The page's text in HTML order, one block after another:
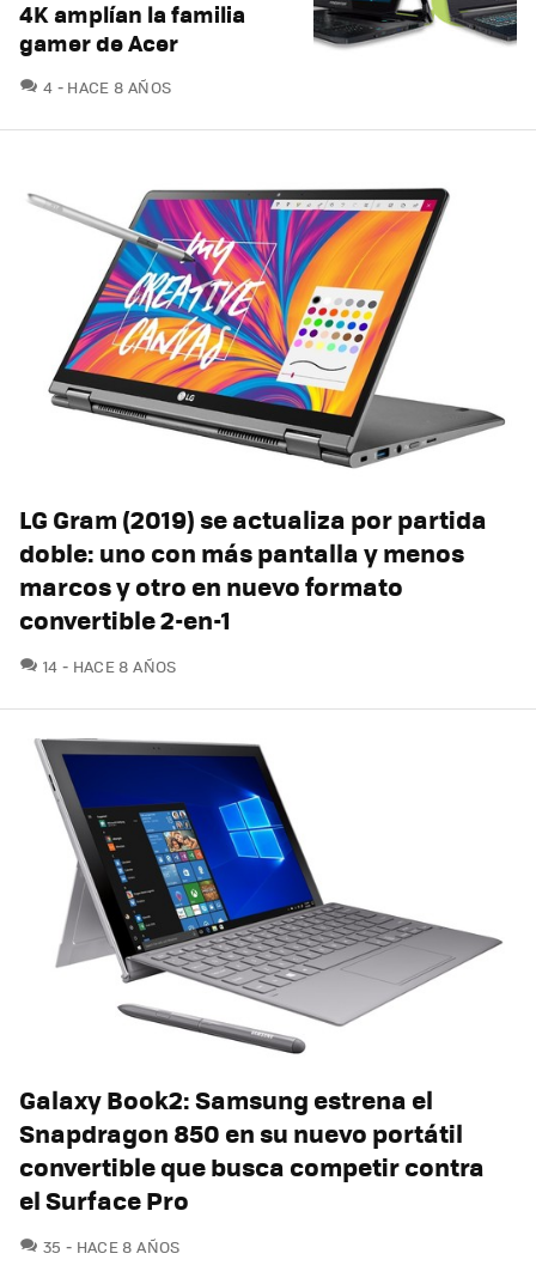
4K amplían la familia
gamer de Acer
4 COMENTARIOS
HACE 8 AÑOS
LG Gram (2019) se actualiza por partida
doble: uno con más pantalla y menos
marcos y otro en nuevo formato
convertible 2-en-1
14 COMENTARIOS
HACE 8 AÑOS
Galaxy Book2: Samsung estrena el
Snapdragon 850 en su nuevo portátil
convertible que busca competir contra
el Surface Pro
35 COMENTARIOS
HACE 8 AÑOS